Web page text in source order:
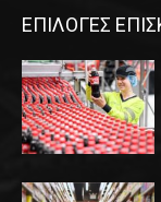
ΕΠΙΛΟΓΕΣ